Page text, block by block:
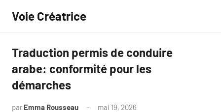
contenu
Voie Créatrice
Traduction permis de conduire
arabe: conformité pour les
démarches
par Emma Rousseau mai 19, 2026